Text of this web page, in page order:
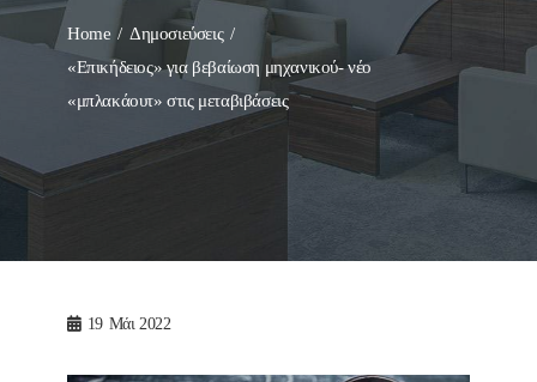
Home
Δημοσιεύσεις
«Επικήδειος» για βεβαίωση μηχανικού- νέο
«μπλακάουτ» στις μεταβιβάσεις
19 Μάι 2022